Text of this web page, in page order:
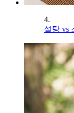
4.
설탕 vs